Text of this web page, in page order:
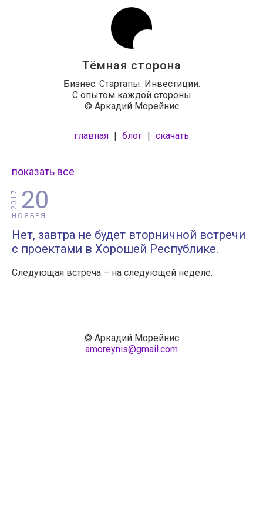
Тёмная сторона
Бизнес. Стартапы. Инвестиции.
С опытом каждой стороны
© Аркадий Морейнис
главная | блог | скачать
показать все
20
НОЯБРЯ
2017
Нет, завтра не будет вторничной встречи
с проектами в Хорошей Республике.
Следующая встреча – на следующей неделе.
© Аркадий Морейнис
amoreynis@gmail.com